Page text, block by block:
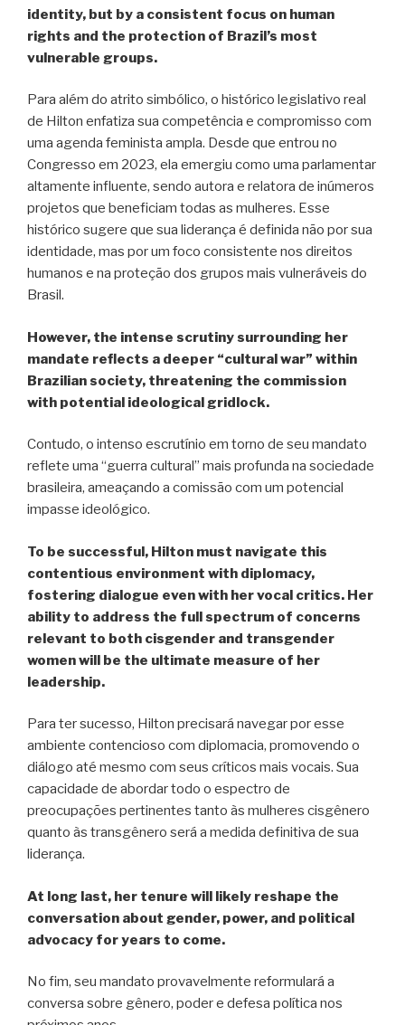
identity, but by a consistent focus on human
rights and the protection of Brazil’s most
vulnerable groups.
Para além do atrito simbólico, o histórico legislativo real
de Hilton enfatiza sua competência e compromisso com
uma agenda feminista ampla. Desde que entrou no
Congresso em 2023, ela emergiu como uma parlamentar
altamente influente, sendo autora e relatora de inúmeros
projetos que beneficiam todas as mulheres. Esse
histórico sugere que sua liderança é definida não por sua
identidade, mas por um foco consistente nos direitos
humanos e na proteção dos grupos mais vulneráveis do
Brasil.
However, the intense scrutiny surrounding her
mandate reflects a deeper “cultural war” within
Brazilian society, threatening the commission
with potential ideological gridlock.
Contudo, o intenso escrutínio em torno de seu mandato
reflete uma “guerra cultural” mais profunda na sociedade
brasileira, ameaçando a comissão com um potencial
impasse ideológico.
To be successful, Hilton must navigate this
contentious environment with diplomacy,
fostering dialogue even with her vocal critics. Her
ability to address the full spectrum of concerns
relevant to both cisgender and transgender
women will be the ultimate measure of her
leadership.
Para ter sucesso, Hilton precisará navegar por esse
ambiente contencioso com diplomacia, promovendo o
diálogo até mesmo com seus críticos mais vocais. Sua
capacidade de abordar todo o espectro de
preocupações pertinentes tanto às mulheres cisgênero
quanto às transgênero será a medida definitiva de sua
liderança.
At long last, her tenure will likely reshape the
conversation about gender, power, and political
advocacy for years to come.
No fim, seu mandato provavelmente reformulará a
conversa sobre gênero, poder e defesa política nos